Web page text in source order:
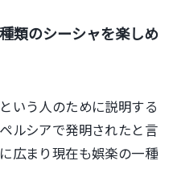
類のシーシャを楽しめ
いう人のために説明する
ルシアで発明されたと言
広まり現在も娯楽の一種